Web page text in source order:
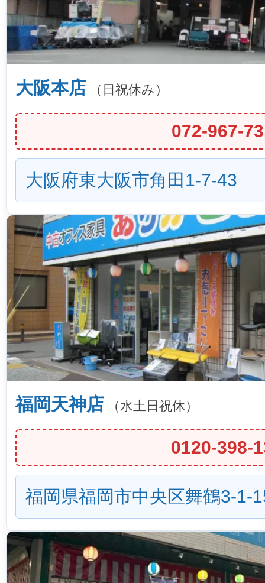
大阪本店 （日祝休み）
072-967-
大阪府東大阪市角田1-7-43
福岡天神店 （水土日祝休）
0120-398-
福岡県福岡市中央区舞鶴3-1-